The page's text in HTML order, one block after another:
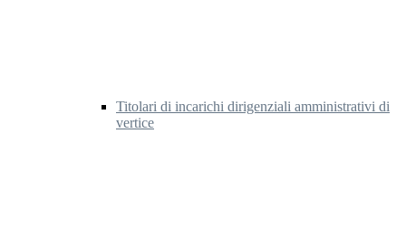
Titolari di incarichi dirigenziali amministrativi di
vertice